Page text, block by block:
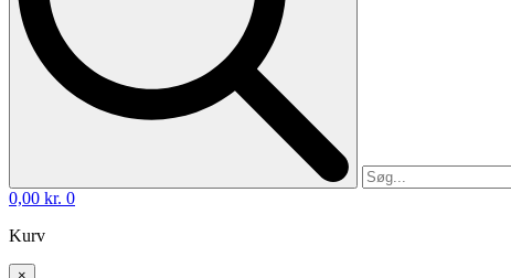
0,00 kr. 0
Kurv